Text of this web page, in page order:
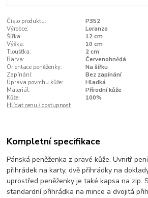
Číslo produktu:
P352
Výrobce:
Loranzo
Šířka:
12 cm
Výška:
10 cm
Tloušťka:
2 cm
Barva:
Červenohnědá
Orientace peněženky:
Na šířku
Zapínání:
Bez zapínání
Úprava povrchu kůže:
Hladká
Materiál:
Přírodní kůže
Kůže:
100%
Hlídat cenu / dostupnost
Kompletní specifikace
Pánská peněženka z pravé kůže. Uvnitř
přihrádek na karty, dvě přihrádky na
uprostřed peněženky je také kapsa na zip.
standardní přihrádka na mince a dvojitá